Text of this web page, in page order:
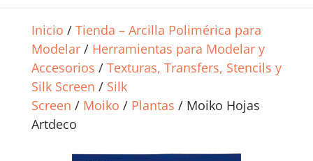
Inicio / Tienda – Arcilla Polimérica para
Modelar/ Herramientas para Modelar y
Accesorios / Texturas, Transfers, Stencils y
Silk Screen / Silk
Screen / Moiko / Plantas / Moiko Hojas
Artdeco